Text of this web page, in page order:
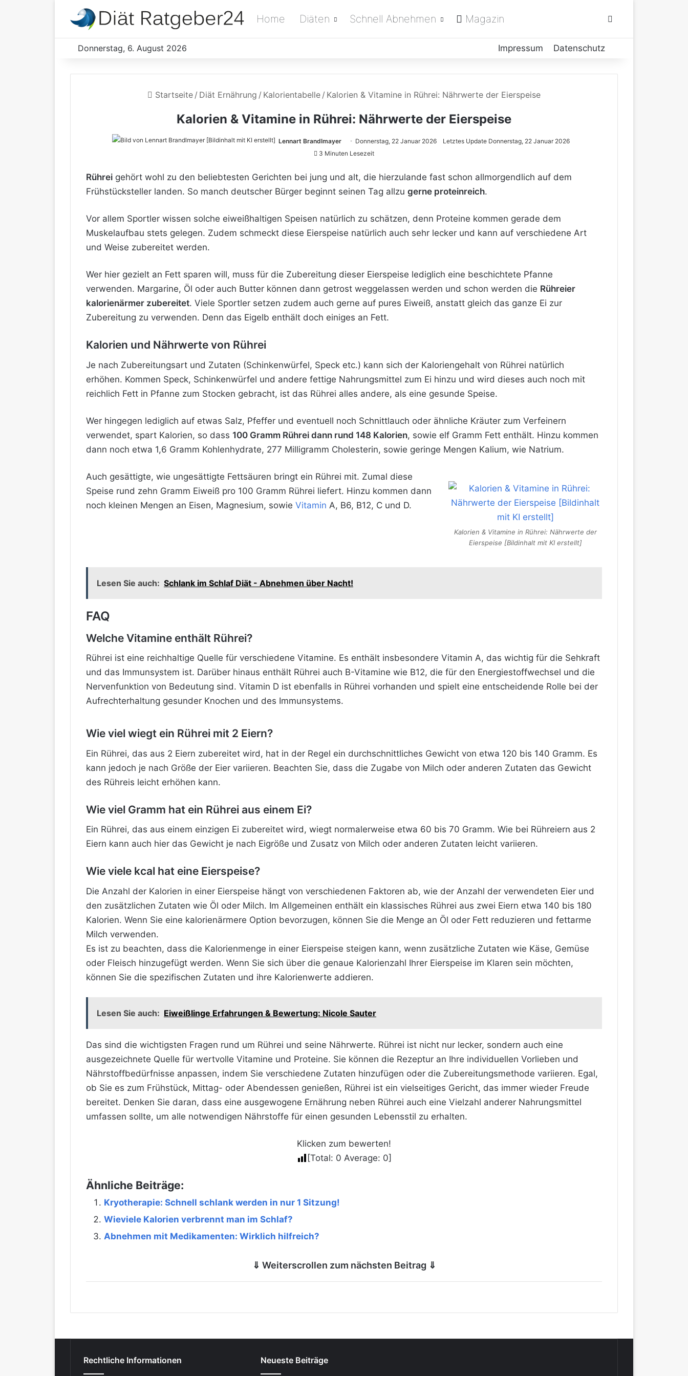
Home Diäten Schnell Abnehmen Magazin
Donnerstag, 6. August 2026 Impressum Datenschutz
Startseite / Diät Ernährung / Kalorientabelle / Kalorien & Vitamine in Rührei: Nährwerte der Eierspeise
Kalorien & Vitamine in Rührei: Nährwerte der Eierspeise
Lennart Brandlmayer Donnerstag, 22 Januar 2026
Letztes Update Donnerstag, 22 Januar 2026
3 Minuten Lesezeit
Rührei gehört wohl zu den beliebtesten Gerichten bei jung und alt, die hierzulande fast schon allmorgendlich auf dem
Frühstücksteller landen. So manch deutscher Bürger beginnt seinen Tag allzu gerne proteinreich.
Vor allem Sportler wissen solche eiweißhaltigen Speisen natürlich zu schätzen, denn Proteine kommen gerade dem
Muskelaufbau stets gelegen. Zudem schmeckt diese Eierspeise natürlich auch sehr lecker und kann auf verschiedene Art
und Weise zubereitet werden.
Wer hier gezielt an Fett sparen will, muss für die Zubereitung dieser Eierspeise lediglich eine beschichtete Pfanne
verwenden. Margarine, Öl oder auch Butter können dann getrost weggelassen werden und schon werden die Rühreier
kalorienärmer zubereitet. Viele Sportler setzen zudem auch gerne auf pures Eiweiß, anstatt gleich das ganze Ei zur
Zubereitung zu verwenden. Denn das Eigelb enthält doch einiges an Fett.
Kalorien und Nährwerte von Rührei
Je nach Zubereitungsart und Zutaten (Schinkenwürfel, Speck etc.) kann sich der Kaloriengehalt von Rührei natürlich
erhöhen. Kommen Speck, Schinkenwürfel und andere fettige Nahrungsmittel zum Ei hinzu und wird dieses auch noch mit
reichlich Fett in Pfanne zum Stocken gebracht, ist das Rührei alles andere, als eine gesunde Speise.
Wer hingegen lediglich auf etwas Salz, Pfeffer und eventuell noch Schnittlauch oder ähnliche Kräuter zum Verfeinern
verwendet, spart Kalorien, so dass 100 Gramm Rührei dann rund 148 Kalorien, sowie elf Gramm Fett enthält. Hinzu kommen
dann noch etwa 1,6 Gramm Kohlenhydrate, 277 Milligramm Cholesterin, sowie geringe Mengen Kalium, wie Natrium.
Kalorien & Vitamine in Rührei: Nährwerte der
Eierspeise [Bildinhalt mit KI erstellt]
Auch gesättigte, wie ungesättigte Fettsäuren bringt ein Rührei mit. Zumal diese
Speise rund zehn Gramm Eiweiß pro 100 Gramm Rührei liefert. Hinzu kommen dann
noch kleinen Mengen an Eisen, Magnesium, sowie Vitamin A, B6, B12, C und D.
Lesen Sie auch: Schlank im Schlaf Diät - Abnehmen über Nacht!
FAQ
Welche Vitamine enthält Rührei?
Rührei ist eine reichhaltige Quelle für verschiedene Vitamine. Es enthält insbesondere Vitamin A, das wichtig für die Sehkraft
und das Immunsystem ist. Darüber hinaus enthält Rührei auch B-Vitamine wie B12, die für den Energiestoffwechsel und die
Nervenfunktion von Bedeutung sind. Vitamin D ist ebenfalls in Rührei vorhanden und spielt eine entscheidende Rolle bei der
Aufrechterhaltung gesunder Knochen und des Immunsystems.
Wie viel wiegt ein Rührei mit 2 Eiern?
Ein Rührei, das aus 2 Eiern zubereitet wird, hat in der Regel ein durchschnittliches Gewicht von etwa 120 bis 140 Gramm. Es
kann jedoch je nach Größe der Eier variieren. Beachten Sie, dass die Zugabe von Milch oder anderen Zutaten das Gewicht
des Rühreis leicht erhöhen kann.
Wie viel Gramm hat ein Rührei aus einem Ei?
Ein Rührei, das aus einem einzigen Ei zubereitet wird, wiegt normalerweise etwa 60 bis 70 Gramm. Wie bei Rühreiern aus 2
Eiern kann auch hier das Gewicht je nach Eigröße und Zusatz von Milch oder anderen Zutaten leicht variieren.
Wie viele kcal hat eine Eierspeise?
Die Anzahl der Kalorien in einer Eierspeise hängt von verschiedenen Faktoren ab, wie der Anzahl der verwendeten Eier und
den zusätzlichen Zutaten wie Öl oder Milch. Im Allgemeinen enthält ein klassisches Rührei aus zwei Eiern etwa 140 bis 180
Kalorien. Wenn Sie eine kalorienärmere Option bevorzugen, können Sie die Menge an Öl oder Fett reduzieren und fettarme
Milch verwenden.
Es ist zu beachten, dass die Kalorienmenge in einer Eierspeise steigen kann, wenn zusätzliche Zutaten wie Käse, Gemüse
oder Fleisch hinzugefügt werden. Wenn Sie sich über die genaue Kalorienzahl Ihrer Eierspeise im Klaren sein möchten,
können Sie die spezifischen Zutaten und ihre Kalorienwerte addieren.
Lesen Sie auch: Eiweißlinge Erfahrungen & Bewertung: Nicole Sauter
Das sind die wichtigsten Fragen rund um Rührei und seine Nährwerte. Rührei ist nicht nur lecker, sondern auch eine
ausgezeichnete Quelle für wertvolle Vitamine und Proteine. Sie können die Rezeptur an Ihre individuellen Vorlieben und
Nährstoffbedürfnisse anpassen, indem Sie verschiedene Zutaten hinzufügen oder die Zubereitungsmethode variieren. Egal,
ob Sie es zum Frühstück, Mittag- oder Abendessen genießen, Rührei ist ein vielseitiges Gericht, das immer wieder Freude
bereitet. Denken Sie daran, dass eine ausgewogene Ernährung neben Rührei auch eine Vielzahl anderer Nahrungsmittel
umfassen sollte, um alle notwendigen Nährstoffe für einen gesunden Lebensstil zu erhalten.
Klicken zum bewerten!
[Total: 0 Average: 0]
Ähnliche Beiträge:
Kryotherapie: Schnell schlank werden in nur 1 Sitzung!
Wieviele Kalorien verbrennt man im Schlaf?
Abnehmen mit Medikamenten: Wirklich hilfreich?
⇓ Weiterscrollen zum nächsten Beitrag ⇓
Rechtliche Informationen Neueste Beiträge